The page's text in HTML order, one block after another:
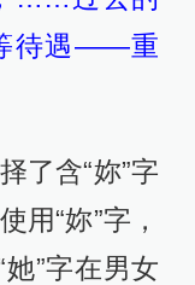
待遇——重
了含“妳”字
用“妳”字，
”字在男女